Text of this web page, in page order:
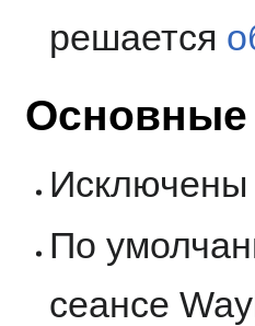
решается
Основные
Исключены
По
сеансе